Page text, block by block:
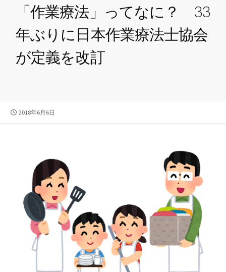
「作業療法」ってなに？ 33
年ぶりに日本作業療法士協会
が定義を改訂
公
2018年6月6日